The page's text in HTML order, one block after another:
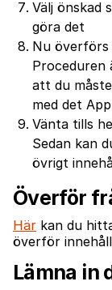
Välj önskad
göra det
Nu överförs
Proceduren
att du
med det
Vänta tills
Sedan kan
övrigt
Överför
Här kan du
överför
Lämna in